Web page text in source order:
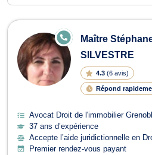
Avocats en Droit
Maître
SILVESTRE
4.3 (6 avis)
Répond
E
N
G
E
Avocat Droit de l'immobilier
37 ans d’expérience
Accepte l’aide juridictionnelle en
Premier rendez-vous payant